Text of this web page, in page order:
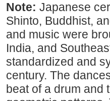
Note: Japanese
Shinto, Buddhist,
and music were
India, and
standardized and
century. The
beat of a drum and